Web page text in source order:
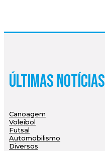
Últimas Notícias
Canoagem
Voleibol
Futsal
Automobilismo
Diversos